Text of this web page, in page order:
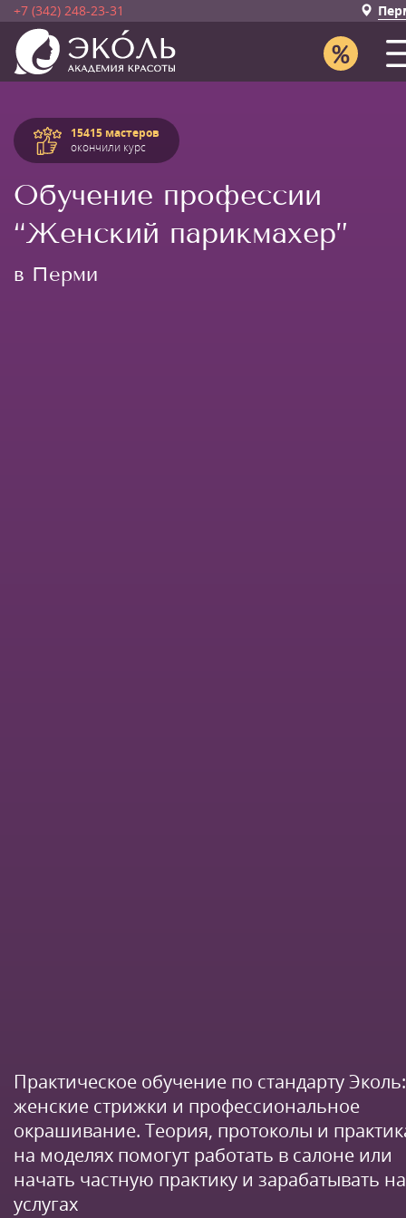
+7 (342) 248-23-31
15415 мастеров
окончили курс
Обучение профессии
“Женский парикмахер”
в Перми
Практическое обучение по стандарту Эколь:
женские стрижки и профессиональное
окрашивание. Теория, протоколы и
на моделях помогут работать в салоне или
начать частную практику и зарабатывать на
услугах